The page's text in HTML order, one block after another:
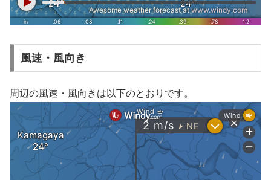
風速・風向き
周辺の風速・風向きは以下のとおりです。